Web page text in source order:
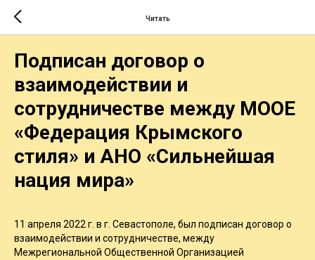
Читать
Подписан договор о
взаимодействии и
сотрудничестве между МООЕ
«Федерация Крымского
стиля» и АНО «Сильнейшая
нация мира»
11 апреля 2022 г. в г. Севастополе, был подписан договор о
взаимодействии и сотрудничестве, между
Межрегиональной Общественной Организацией